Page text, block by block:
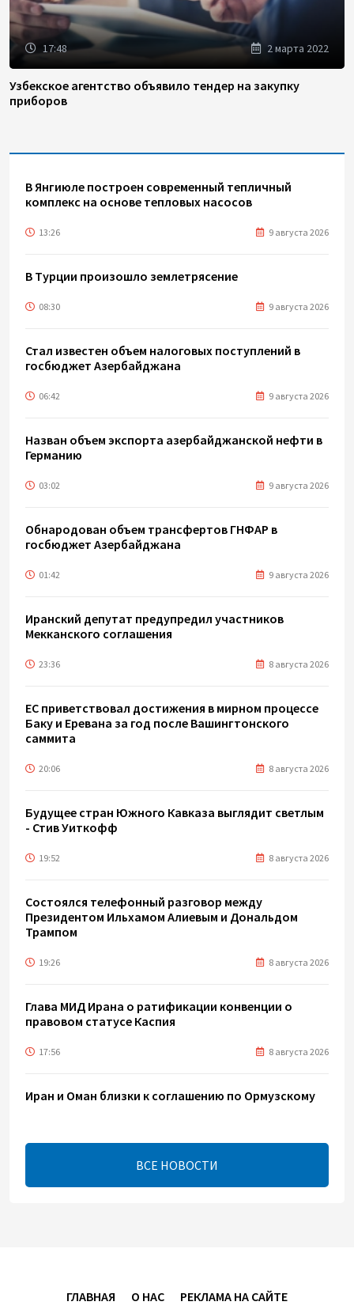
17:48 2 марта 2022
Узбекское агентство объявило тендер на закупку
приборов
В Янгиюле построен современный тепличный
комплекс на основе тепловых насосов
13:26 9 августа 2026
В Турции произошло землетрясение
08:30 9 августа 2026
Стал известен объем налоговых поступлений в
госбюджет Азербайджана
06:42 9 августа 2026
Назван объем экспорта азербайджанской нефти в
Германию
03:02 9 августа 2026
Обнародован объем трансфертов ГНФАР в
госбюджет Азербайджана
01:42 9 августа 2026
Иранский депутат предупредил участников
Мекканского соглашения
23:36 8 августа 2026
ЕС приветствовал достижения в мирном процессе
Баку и Еревана за год после Вашингтонского
саммита
20:06 8 августа 2026
Будущее стран Южного Кавказа выглядит светлым
- Стив Уиткофф
19:52 8 августа 2026
Состоялся телефонный разговор между
Президентом Ильхамом Алиевым и Дональдом
Трампом
19:26 8 августа 2026
Глава МИД Ирана о ратификации конвенции о
правовом статусе Каспия
17:56 8 августа 2026
Иран и Оман близки к соглашению по Ормузскому
17:46 8 августа 2026
Телефонный разговор лидеров - показатель
Хикмет Гаджиев поделился публикацией в связи с
годовщиной Вашингтонского саммита (ВИДЕО)
ВСЕ НОВОСТИ
ГЛАВНАЯ О НАС РЕКЛАМА НА САЙТЕ